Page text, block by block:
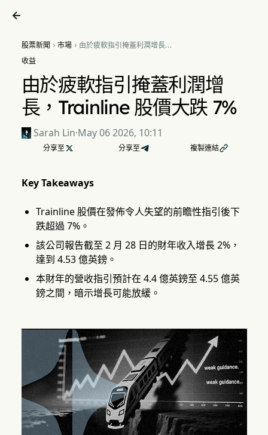

股票新聞  市場 由於疲軟指引掩蓋利潤增長，
收益
由於疲軟指引掩蓋利潤增
長，Trainline 股價大跌 7%
Sarah Lin·May 06 2026, 10:11
分享至  分享至 複製連結
Key Takeaways
Trainline 股價在發佈令人失望的前瞻性指引後下
跌超過 7%。
該公司報告截至 2 月 28 日的財年收入增長 2%，
達到 4.53 億英鎊。
本財年的營收指引預計在 4.4 億英鎊至 4.55 億英
鎊之間，暗示增長可能放緩。